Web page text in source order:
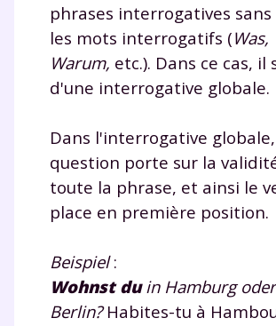
phrases interrogatives
les mots interrogatifs (Was,
Warum, etc.). Dans ce cas, il
d'une interrogative globale.
Dans l'interrogative
question porte sur la
toute la phrase, et ainsi le
place en première position.
Beispiel:
Wohnst duin Hamburg
Berlin?Habites-tu à